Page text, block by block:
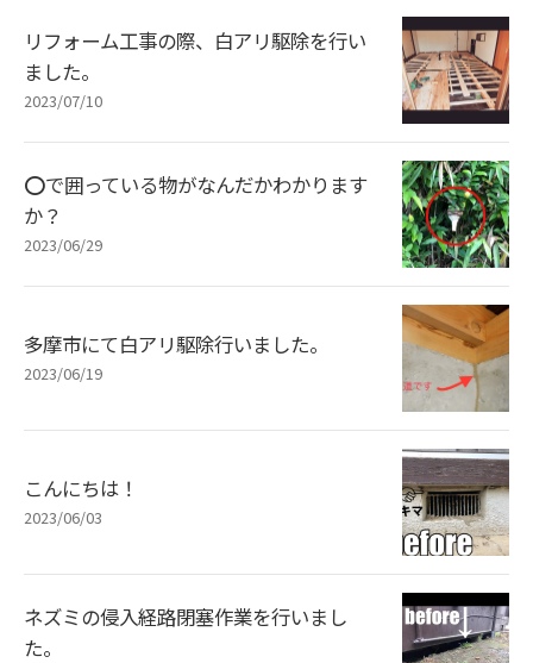
リフォーム工事の際、白アリ駆除を行い
ました。
2023/07/10
⭕️で囲っている物がなんだかわかります
か？
2023/06/29
多摩市にて白アリ駆除行いました。
2023/06/19
こんにちは！
2023/06/03
ネズミの侵入経路閉塞作業を行いまし
た。